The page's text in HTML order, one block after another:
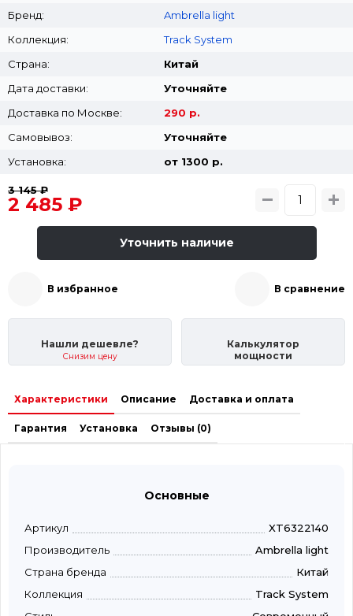
Бренд:
Ambrella light
Коллекция:
Track System
Страна:
Китай
Дата доставки:
Уточняйте
Доставка по Москве:
290 р.
Самовывоз:
Уточняйте
Установка:
от 1300 p.
3 145 ₽
2 485 ₽
Уточнить наличие
В избранное В сравнение
Нашли дешевле?
Снизим цену
Калькулятор
мощности
Характеристики Описание Доставка и оплата
Гарантия Установка Отзывы (0)
Основные
Артикул
XT6322140
Производитель
Ambrella light
Страна бренда
Китай
Коллекция
Track System